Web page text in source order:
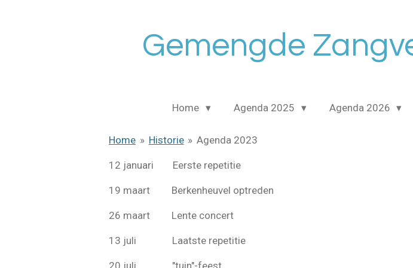
Gemengde
Home Agenda 2025 Agenda 2026
Home » Historie » Agenda 2023
12 januari Eerste repetitie
19 maart Berkenheuvel optreden
26 maart Lente concert
13 juli Laatste repetitie
20 juli "tuin"-feest